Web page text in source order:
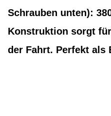
Schrauben unten):
Konstruktion sorgt
der Fahrt. Perfekt als